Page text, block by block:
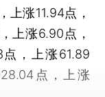
上涨11.94点，
上涨6.90点，
，上涨61.89
点，上涨